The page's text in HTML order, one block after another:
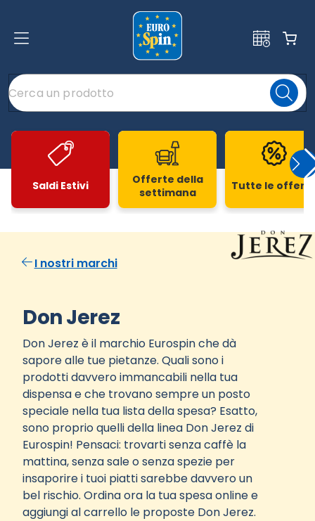
Saldi Estivi
Offerte della
settimana
Tutte le
I nostri marchi
Don Jerez
Don Jerez è il marchio Eurospin che dà
sapore alle tue pietanze. Quali sono i
prodotti davvero immancabili nella tua
dispensa e che trovano sempre un posto
speciale nella tua lista della spesa? Esatto,
sono proprio quelli della linea Don Jerez di
Eurospin! Pensaci: trovarti senza caffè la
mattina, senza sale o senza spezie per
insaporire i tuoi piatti sarebbe davvero un
bel rischio. Ordina ora la tua spesa online e
aggiungi al carrello le proposte Don Jerez.